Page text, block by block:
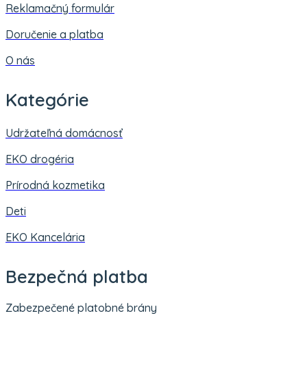
Reklamačný formulár
Doručenie a platba
O nás
Kategórie
Udržateľná domácnosť
EKO drogéria
Prírodná kozmetika
Deti
EKO Kancelária
Bezpečná platba
Zabezpečené platobné brány